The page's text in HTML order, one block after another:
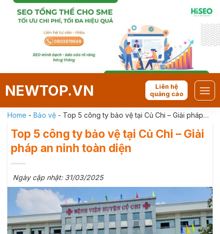
Skip
NEWTOP.VN
Liên hệ
quảng cáo
Home - Bảo vệ - Top 5 công ty bảo vệ tại Củ Chi – Giải pháp
Top 5 công ty bảo vệ tại Củ Chi – Giải
pháp an ninh toàn diện
Ngày cập nhật: 31/03/2025